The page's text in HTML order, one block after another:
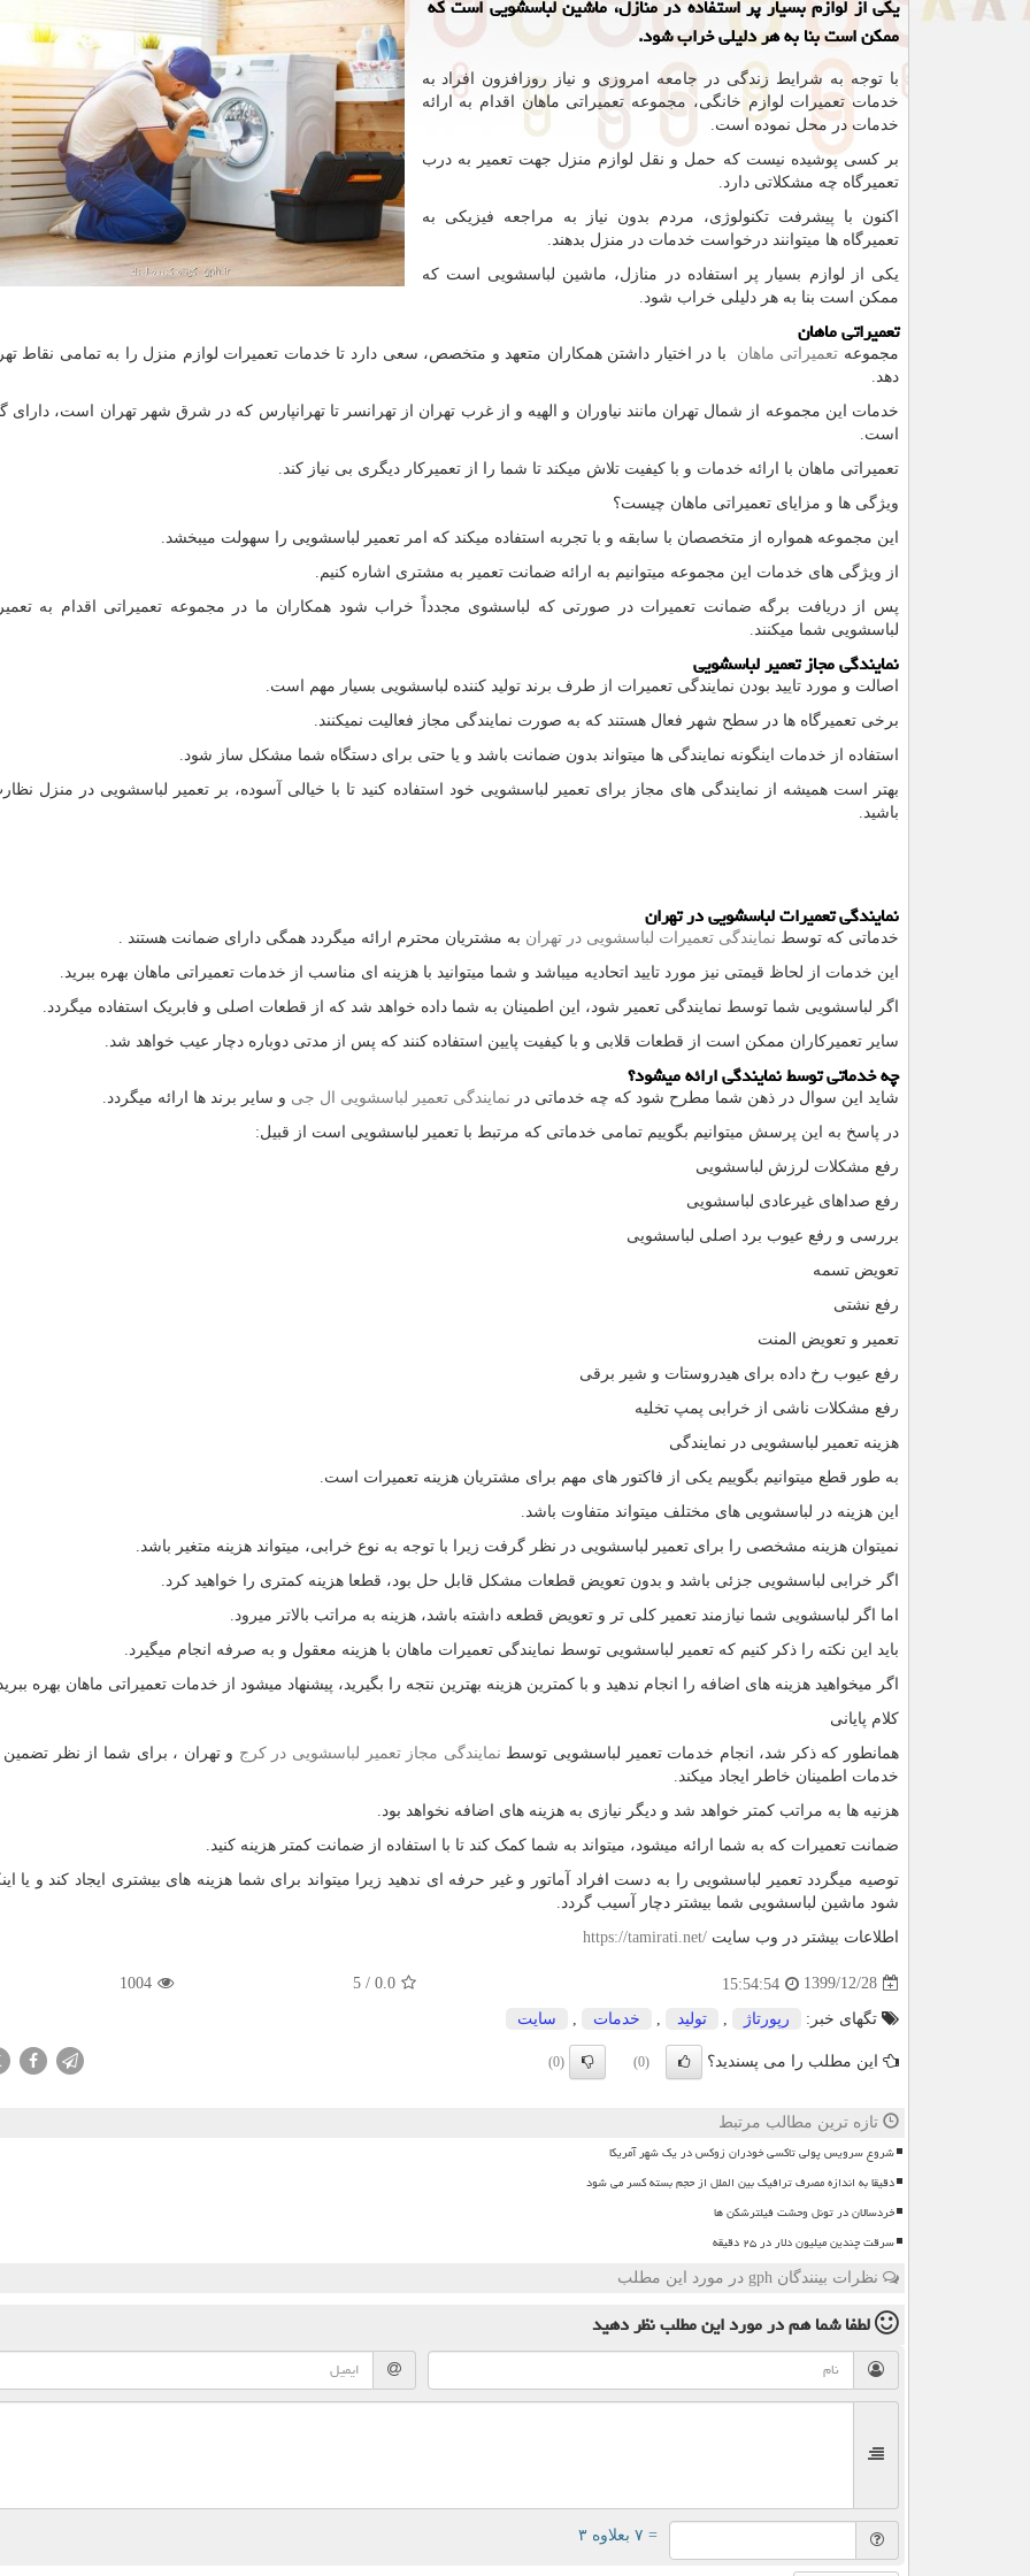
یكی از لوازم بسیار پر استفاده در منازل، ماشین لباسشویی است كه
ممكن است بنا به هر دلیلی خراب شود.
با توجه به شرایط زندگی در جامعه امروزی و نیاز روزافزون افراد به
خدمات تعمیرات لوازم خانگی، مجموعه تعمیراتی ماهان اقدام به ارائه
خدمات در محل نموده است.
بر کسی پوشیده نیست که حمل و نقل لوازم منزل جهت تعمیر به درب
تعمیرگاه چه مشکلاتی دارد.
اکنون با پیشرفت تکنولوژی، مردم بدون نیاز به مراجعه فیزیکی به
تعمیرگاه ها میتوانند درخواست خدمات در منزل بدهند.
یکی از لوازم بسیار پر استفاده در منازل، ماشین لباسشویی است که
ممکن است بنا به هر دلیلی خراب شود.
تعمیراتی ماهان
مجموعه تعمیراتی ماهان با در اختیار داشتن همکاران متعهد و متخصص، سعی دارد تا خدمات تعمیرات لوازم منزل را به تمامی نقاط
دهد.
خدمات این مجموعه از شمال تهران مانند نیاوران و الهیه و از غرب تهران از تهرانسر تا تهرانپارس که در شرق شهر تهران است، دارای
است.
تعمیراتی ماهان با ارائه خدمات و با کیفیت تلاش میکند تا شما را از تعمیرکار دیگری بی نیاز کند.
ویژگی ها و مزایای تعمیراتی ماهان چیست؟
این مجموعه همواره از متخصصان با سابقه و با تجربه استفاده میکند که امر تعمیر لباسشویی را سهولت میبخشد.
از ویژگی های خدمات این مجموعه میتوانیم به ارائه ضمانت تعمیر به مشتری اشاره کنیم.
پس از دریافت برگه ضمانت تعمیرات در صورتی که لباسشوی مجدداً خراب شود همکاران ما در مجموعه تعمیراتی اقدام به
لباسشویی شما میکنند.
نمایندگی مجاز تعمیر لباسشویی
اصالت و مورد تایید بودن نمایندگی تعمیرات از طرف برند تولید کننده لباسشویی بسیار مهم است.
برخی تعمیرگاه ها در سطح شهر فعال هستند که به صورت نمایندگی مجاز فعالیت نمیکنند.
استفاده از خدمات اینگونه نمایندگی ها میتواند بدون ضمانت باشد و یا حتی برای دستگاه شما مشکل ساز شود.
بهتر است همیشه از نمایندگی های مجاز برای تعمیر لباسشویی خود استفاده کنید تا با خیالی آسوده، بر تعمیر لباسشویی در منزل
باشید.
نمایندگی تعمیرات لباسشویی در تهران
خدماتی که توسط نمایندگی تعمیرات لباسشویی در تهران به مشتریان محترم ارائه میگردد همگی دارای ضمانت هستند .
این خدمات از لحاظ قیمتی نیز مورد تایید اتحادیه میباشد و شما میتوانید با هزینه ای مناسب از خدمات تعمیراتی ماهان بهره ببرید.
اگر لباسشویی شما توسط نمایندگی تعمیر شود، این اطمینان به شما داده خواهد شد که از قطعات اصلی و فابریک استفاده میگردد.
سایر تعمیرکاران ممکن است از قطعات قلابی و با کیفیت پایین استفاده کنند که پس از مدتی دوباره دچار عیب خواهد شد.
چه خدماتی توسط نمایندگی ارائه میشود؟
شاید این سوال در ذهن شما مطرح شود که چه خدماتی در نمایندگی تعمیر لباسشویی ال جی و سایر برند ها ارائه میگردد.
در پاسخ به این پرسش میتوانیم بگوییم تمامی خدماتی که مرتبط با تعمیر لباسشویی است از قبیل:
رفع مشکلات لرزش لباسشویی
رفع صداهای غیرعادی لباسشویی
بررسی و رفع عیوب برد اصلی لباسشویی
تعویض تسمه
رفع نشتی
تعمیر و تعویض المنت
رفع عیوب رخ داده برای هیدروستات و شیر برقی
رفع مشکلات ناشی از خرابی پمپ تخلیه
هزینه تعمیر لباسشویی در نمایندگی
به طور قطع میتوانیم بگوییم یکی از فاکتور های مهم برای مشتریان هزینه تعمیرات است.
این هزینه در لباسشویی های مختلف میتواند متفاوت باشد.
نمیتوان هزینه مشخصی را برای تعمیر لباسشویی در نظر گرفت زیرا با توجه به نوع خرابی، میتواند هزینه متغیر باشد.
اگر خرابی لباسشویی جزئی باشد و بدون تعویض قطعات مشکل قابل حل بود، قطعا هزینه کمتری را خواهید کرد.
اما اگر لباسشویی شما نیازمند تعمیر کلی تر و تعویض قطعه داشته باشد، هزینه به مراتب بالاتر میرود.
باید این نکته را ذکر کنیم که تعمیر لباسشویی توسط نمایندگی تعمیرات ماهان با هزینه معقول و به صرفه انجام میگیرد.
اگر میخواهید هزینه های اضافه را انجام ندهید و با کمترین هزینه بهترین نتجه را بگیرید، پیشنهاد میشود از خدمات تعمیراتی ماهان بهره
کلام پایانی
همانطور که ذکر شد، انجام خدمات تعمیر لباسشویی توسط نمایندگی مجاز تعمیر لباسشویی در کرج و تهران ، برای شما از نظر
خدمات اطمینان خاطر ایجاد میکند.
هزنیه ها به مراتب کمتر خواهد شد و دیگر نیازی به هزینه های اضافه نخواهد بود.
ضمانت تعمیرات که به شما ارائه میشود، میتواند به شما کمک کند تا با استفاده از ضمانت کمتر هزینه کنید.
توصیه میگردد تعمیر لباسشویی را به دست افراد آماتور و غیر حرفه ای ندهید زیرا میتواند برای شما هزینه های بیشتری ایجاد کند و یا
شود ماشین لباسشویی شما بیشتر دچار آسیب گردد.
اطلاعات بیشتر در وب سایت https://tamirati.net/
1399/12/28
15:54:54
0.0
/
5
1004
تگهای خبر: رپورتاژ تولید خدمات سایت
این مطلب را می پسندید؟ (0)
(0)
تازه ترین مطالب مرتبط
شروع سرویس پولی تاکسی خودران زوکس در یک شهر آمریکا
دقیقا به اندازه مصرف ترافیک بین الملل از حجم بسته کسر می شود
خردسالان در تونل وحشت فیلترشکن ها
سرقت چندین میلیون دلار در ۲۵ دقیقه
نظرات بینندگان gph در مورد این مطلب
لطفا شما همدر مورد این مطلبنظر دهید
= ۷ بعلاوه ۳